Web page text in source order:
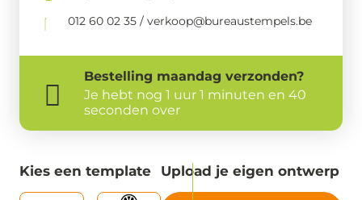
012 60 02 35 / verkoop@bureaustempels.be
Bestelling maandag verzonden?
Je hebt nog 1 uur 1 minuten en 40
seconden over
Kies een template Upload je eigen ontwerp